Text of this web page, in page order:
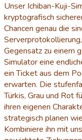
Unser Ichiban-Kuji-
kryptografisch
Chancen genau die
Gegensatz zu einem
Simulator eine
ein Ticket aus dem
erwarten. Die
Türkis, Grau und Rot
ihren eigenen
strategisch planen
Kombiniere ihn mit